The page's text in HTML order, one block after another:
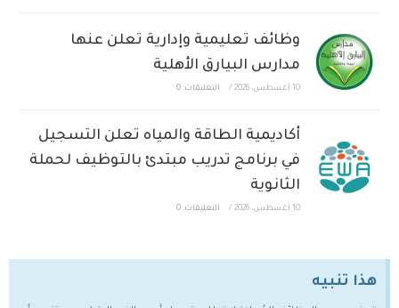
وظائف تعليمية وإدارية تعلن عنها
مدارس البيارق الأهلية
10 أغسطس، 2026 / التعليقات: 0
أكاديمية الطاقة والمياه تعلن التسجيل
في برنامج تدريب مبتدئ بالتوظيف لحملة
الثانوية
10 أغسطس، 2026 / التعليقات: 0
هذا تنبيه